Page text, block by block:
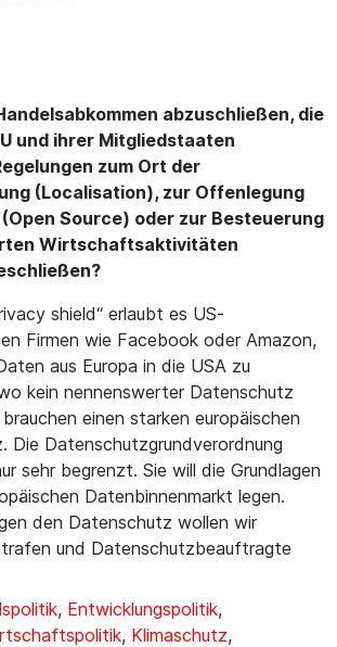
abzuschließen, die
und ihrer Mitgliedstaaten
zum Ort der
(Localisation), zur Offenlegung
Source) oder zur Besteuerung
Wirtschaftsaktivitäten
shield“ erlaubt es US-
Firmen wie Facebook oder Amazon,
aus Europa in die USA zu
kein nennenswerter Datenschutz
einen starken europäischen
Die Datenschutzgrundverordnung
sehr begrenzt. Sie will die Grundlagen
Datenbinnenmarkt legen.
den Datenschutz wollen wir
und Datenschutzbeauftragte
, Entwicklungspolitik,
, Klimaschutz,